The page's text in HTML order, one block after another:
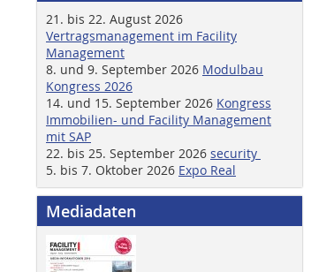
21. bis 22. August 2026
Vertragsmanagement im Facility
Management
8. und 9. September 2026 Modulbau
Kongress 2026
14. und 15. September 2026 Kongress
Immobilien- und Facility Management
mit SAP
22. bis 25. September 2026 security
5. bis 7. Oktober 2026 Expo Real
Mediadaten